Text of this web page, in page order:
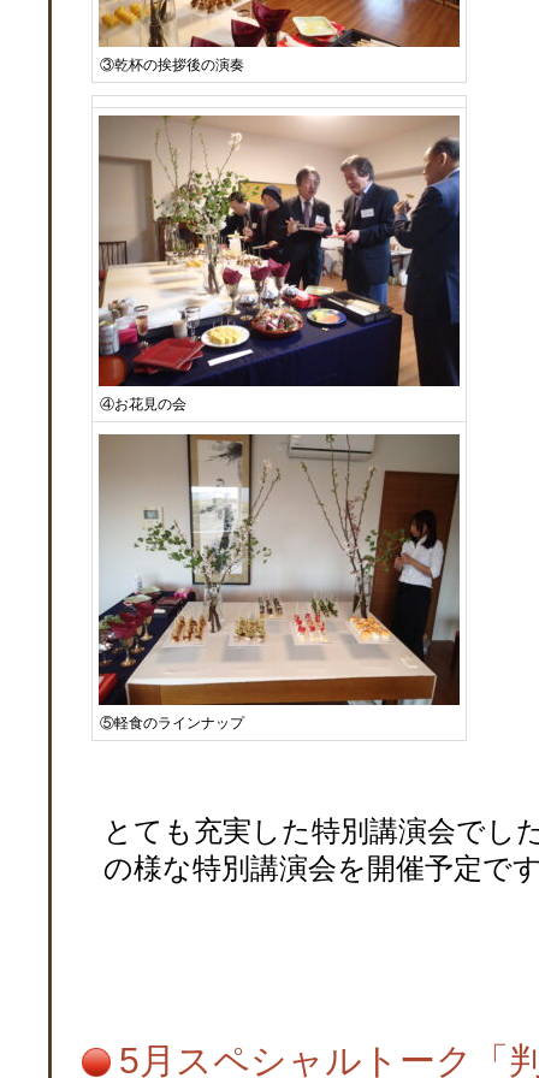
③乾杯の挨拶後の演奏
④お花見の会
⑤軽食のラインナップ
とても充実した特別講演会でし
の様な特別講演会を開催予定で
5月スペシャルトーク「